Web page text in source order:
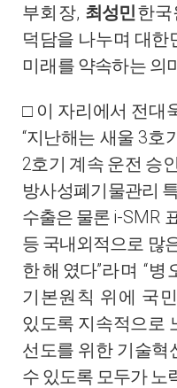
부회장, 최성민한국
덕담을 나누며 대한
미 래를 약속하는 의
□ 이 자리에서 전대
“지난해는 새울 3호
2호기 계속 운전 승
방사성폐기물관리
수출은 물론 i-SMR
등 국내외적으로 많
한 해 였다”라며“병
기본원칙 위에 국
있도록 지속적으로
선도를 위한 기술혁
수 있도록 모두가 노